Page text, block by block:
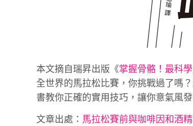
本文摘自瑞昇出版《掌握骨骼！最科
全世界的馬拉松比賽，你挑戰過了嗎
書教你正確的實用技巧，讓你意氣風
文章出處： 馬拉松賽前與咖啡因和酒